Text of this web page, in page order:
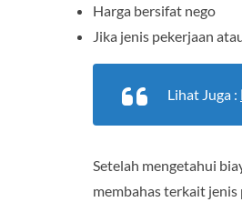
Harga bersifat nego
Jika jenis pekerjaan
Lihat Juga :
Setelah mengetahui
membahas terkait jenis